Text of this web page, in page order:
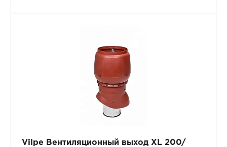
Vilpe Вентиляционный выход XL 200/